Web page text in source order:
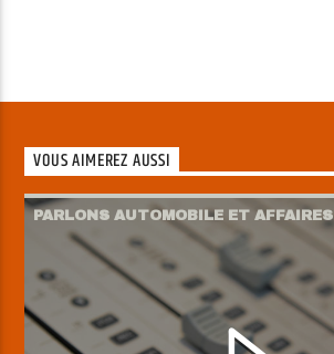
VOUS AIMEREZ AUSSI
PARLONS AUTOMOBILE ET AFFAIRES